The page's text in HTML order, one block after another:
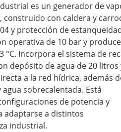
es un generador de
con caldera y
y protección de
operativa de 10 bar y produce
°C. Incorpora el sistema de
depósito de agua de 20 litros
a la red hídrica, además
sobrecalentada. Está
de potencia y
adaptarse a distintos
industrial.